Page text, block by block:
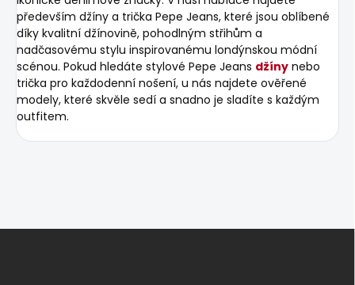
především džíny a trička Pepe Jeans, které jsou oblíbené
díky kvalitní džínovině, pohodlným střihům a
nadčasovému stylu inspirovanému londýnskou módní
scénou. Pokud hledáte stylové Pepe Jeans džíny nebo
trička pro každodenní nošení, u nás najdete ověřené
modely, které skvěle sedí a snadno je sladíte s každým
outfitem.
Z